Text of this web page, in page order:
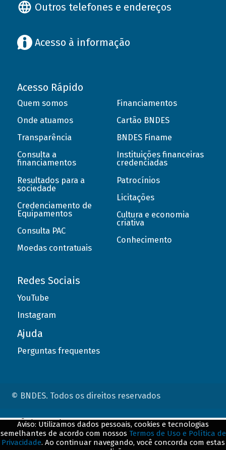
Outros telefones e endereços
Acesso à informação
Acesso Rápido
Quem somos
Onde atuamos
Transparência
Consulta a
financiamentos
Resultados para a
sociedade
Credenciamento de
Equipamentos
Consulta PAC
Moedas contratuais
Financiamentos
Cartão BNDES
BNDES Finame
Instituições financeiras
credenciadas
Patrocínios
Licitações
Cultura e economia
criativa
Conhecimento
Redes Sociais
YouTube
Instagram
Ajuda
Perguntas frequentes
© BNDES. Todos os direitos reservados
Aviso: Utilizamos dados pessoais, cookies e tecnologias
semelhantes de acordo com nossos Termos de Uso e Política de
Privacidade. Ao continuar navegando, você concorda com estas
ConteÃºdo complementar
${title}${badge}